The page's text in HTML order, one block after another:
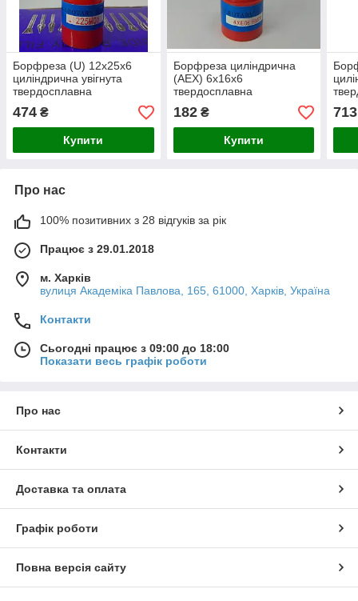
Борфреза (U) 12х25х6
циліндрична увігнута
твердосплавна
474 ₴
Купити
Борфреза циліндрична
(AEX) 6х16х6
твердосплавна
182₴
Купити
713
Про нас
100% позитивних з 28 відгуків за рік
Працює з 29.01.2018
м. Харків
вулиця Академіка Павлова, 165, 61000, Харків, Україна
Контакти
Сьогодні працює з 09:00 до 18:00
Показати весь графік роботи
Про нас
Контакти
Доставка та оплата
Графік роботи
Повна версія сайту